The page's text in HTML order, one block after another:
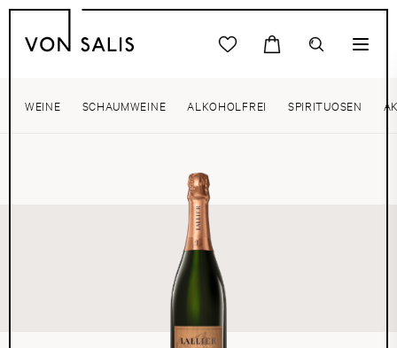
WEINE SCHAUMWEINE ALKOHOLFREI SPIRITUOSEN